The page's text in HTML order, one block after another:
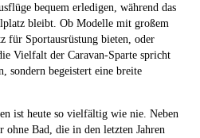
bequem erledigen, während das
bleibt. Ob Modelle mit großem
für Sportausrüstung bieten, oder
Vielfalt der Caravan-Sparte spricht
sondern begeistert eine breite
ist heute so vielfältig wie nie. Neben
ohne Bad, die in den letzten Jahren